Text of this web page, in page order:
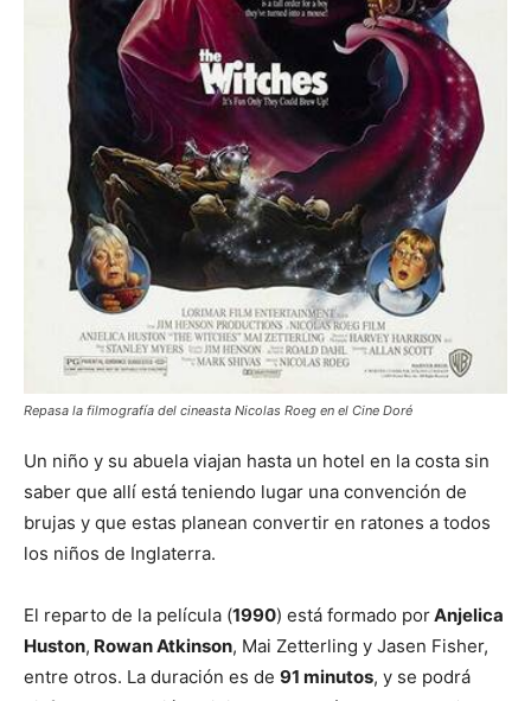
Repasa la filmografía del cineasta Nicolas Roeg en el Cine Doré
Un niño y su abuela viajan hasta un hotel en la costa sin
saber que allí está teniendo lugar una convención de
brujas y que estas planean convertir en ratones a todos
los niños de Inglaterra.
El reparto de la película (1990) está formado porAnjelica
Huston, Rowan Atkinson, Mai Zetterling y Jasen Fisher,
entre otros. La duración es de 91 minutos, y se podrá